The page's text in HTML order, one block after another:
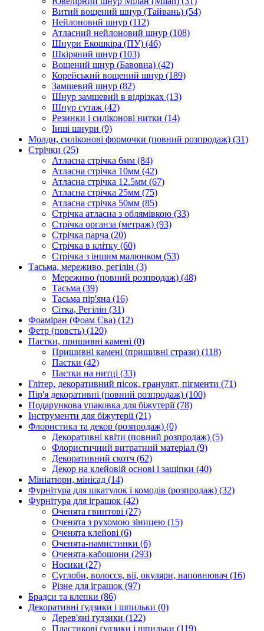
Витий вощений шнур (Тайвань) (54)
Нейлоновий шнур (112)
Атласний нейлоновий шнур (108)
Шнури Екошкіра (ПУ) (46)
Шкіряний шнур (103)
Вощений шнур (Бавовна) (42)
Корейський вощений шнур (189)
Замшевий шнур (82)
Шнур замшевий в відрізках (13)
Шнур сутаж (42)
Резинки і силіконові нитки (14)
Інші шнури (9)
Молди, силіконові формочки (повний розпродаж) (31)
Стрічки (25)
Атласна стрічка 6мм (84)
Атласна стрічка 10мм (42)
Атласна стрічка 12.5мм (67)
Атласна стрічка 25мм (75)
Атласна стрічка 50мм (85)
Стрічка атласна з облямівкою (33)
Стрічка органза (метраж) (93)
Стрічка парча (20)
Стрічка в клітку (60)
Стрічка з іншим малюнком (53)
Тасьма, мереживо, регілін (3)
Мереживо (повний розпродаж) (48)
Тасьма (39)
Тасьма пір'яна (16)
Сітка, Регілін (31)
Фоаміран (Фоам Єва) (12)
Фетр (повсть) (120)
Паєтки, пришивні камені (0)
Пришивні камені (пришивні стрази) (118)
Паєтки (42)
Паєтки на нитці (33)
Глітер, декоративний пісок, гранулят, пігменти (71)
Пір'я декоративні (повний розпродаж) (100)
Подарункова упаковка для біжутерії(78)
Інструменти для біжутерії(21)
Флористика та декор (розпродаж) (0)
Декоративні квіти (повний розпродаж) (5)
Флористичний витратний матеріал (9)
Декоративний скотч (62)
Декор на клейовій основі і защіпки (40)
Мініатюри, мінісад (14)
Фурнітура для шкатулок і комодів (розпродаж) (32)
Фурнітура для іграшок (42)
Оченята гвинтові (27)
Оченята з рухомою зіницею (15)
Оченята клейові (6)
Оченята-намистинки (6)
Оченята-кабошони (293)
Носики (27)
Суглоби, волосся, вії, окуляри, наповнювач (16)
Різне для іграшок (97)
Брадси та клепки (86)
Декоративні ґудзики і шпильки (0)
Дерев'яні ґудзики (122)
Пластикові ґудзики і шпильки (119)